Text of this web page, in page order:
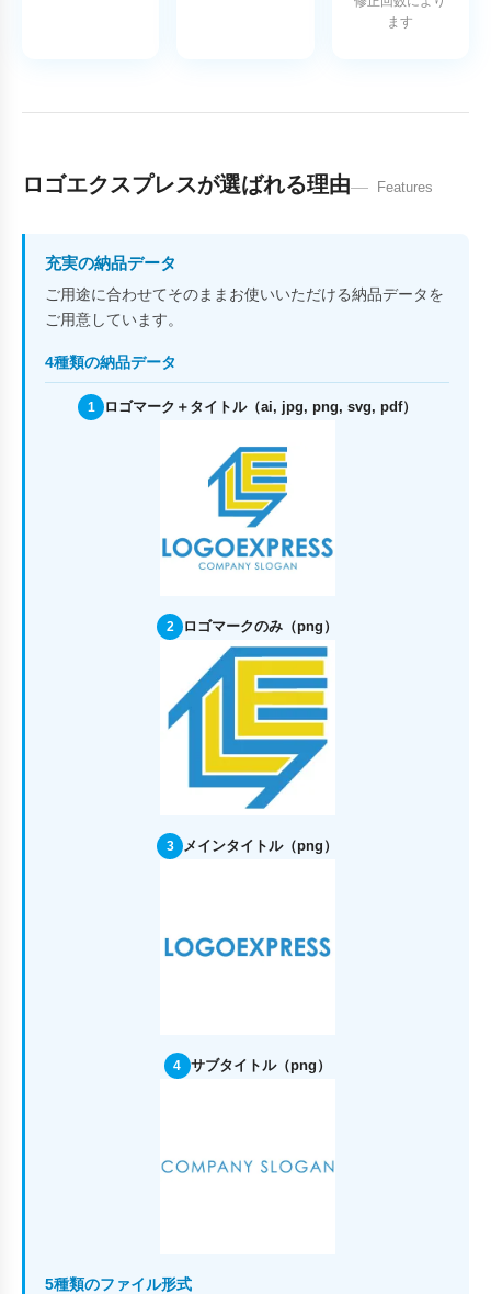
ます
ロゴエクスプレスが選ばれる理由 Features
充実の納品データ
ご用途に合わせてそのままお使いいただける納品データを
ご用意しています。
4種類の納品データ
1 ロゴマーク＋タイトル（ai, jpg, png, svg, pdf）
2 ロゴマークのみ（png）
3 メインタイトル（png）
4 サブタイトル（png）
5種類のファイル形式